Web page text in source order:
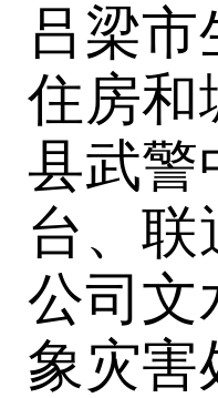
吕梁
住房和
县武警
台、
公司文
象灾害